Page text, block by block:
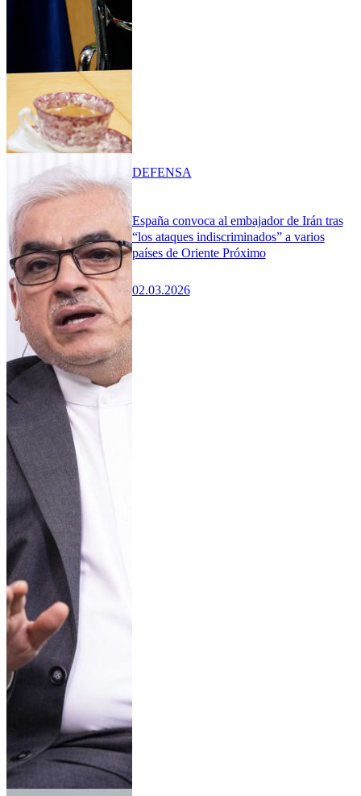
España convoca al embajador de Irán tras
“los ataques indiscriminados” a varios
países de Oriente Próximo
02.03.2026
DEFENSA